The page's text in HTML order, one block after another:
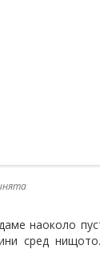
с
страна
същия вкус,